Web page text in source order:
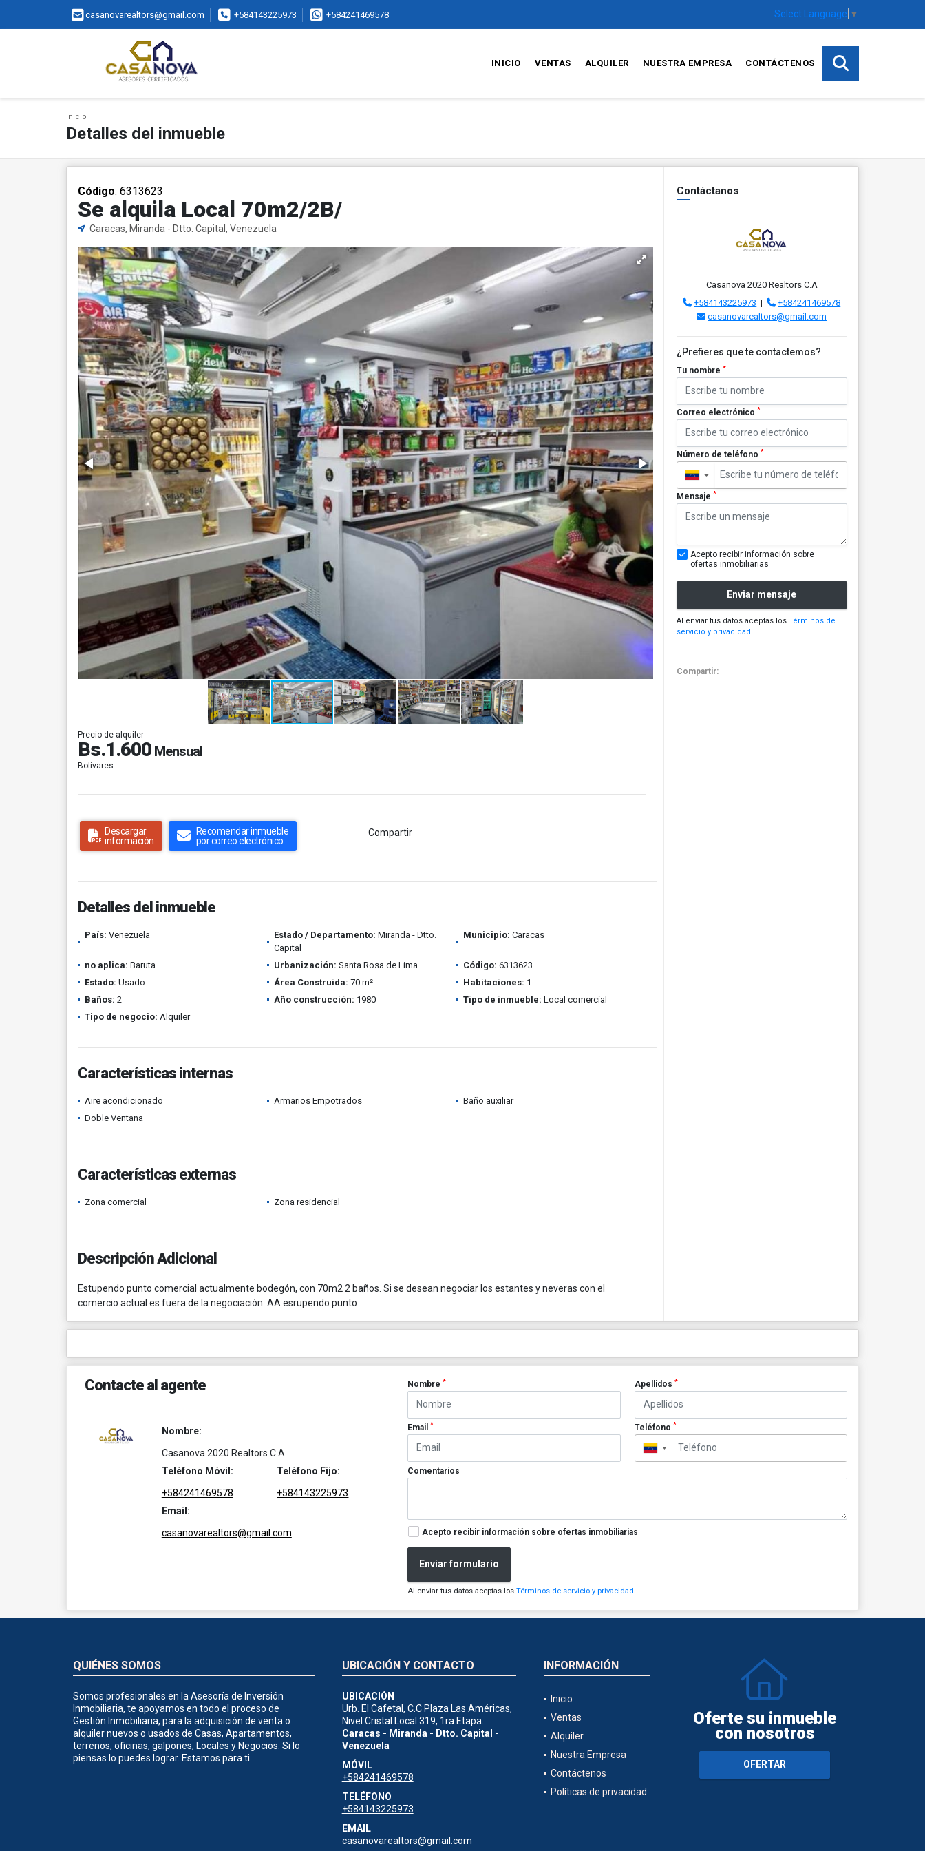
casanovarealtors@gmail.com +584143225973 +584241469578 Select Language ▼
INICIO VENTAS ALQUILER NUESTRA EMPRESA CONTÁCTENOS
Inicio
Detalles del inmueble
Código. 6313623
Se alquila Local 70m2/2B/
Caracas, Miranda - Dtto. Capital, Venezuela
Precio de alquiler
Bs.1.600 Mensual
Bolívares
Descargar
información
Recomendar inmueble
por correo electrónico
Compartir
Detalles del inmueble
País: Venezuela Estado / Departamento: Miranda - Dtto.
Capital
Municipio: Caracas
no aplica: Baruta Urbanización: Santa Rosa de Lima Código: 6313623
Estado: Usado Área Construida: 70 m² Habitaciones: 1
Baños: 2 Año construcción: 1980 Tipo de inmueble: Local comercial
Tipo de negocio: Alquiler
Características internas
Aire acondicionado Armarios Empotrados
Baño auxiliar
Doble Ventana
Características externas
Zona comercial Zona residencial
Descripción Adicional
Estupendo punto comercial actualmente bodegón, con 70m2 2 baños. Si se desean negociar los estantes y neveras con el
comercio actual es fuera de la negociación. AA esrupendo punto
Contáctanos
Casanova 2020 Realtors C.A
+584143225973 |
+584241469578
casanovarealtors@gmail.com
¿Prefieres que te contactemos?
Tu nombre *
Correo electrónico *
Número de teléfono *
▼
Mensaje *
Acepto recibir información sobre
ofertas inmobiliarias
Enviar mensaje
Al enviar tus datos aceptas los Términos de
servicio y privacidad
Compartir:
Contacte al agente
Nombre:
Casanova 2020 Realtors C.A
Teléfono Móvil:
+584241469578
Teléfono Fijo:
+584143225973
Email:
casanovarealtors@gmail.com
Nombre* Apellidos *
Email* Teléfono *
▼
Comentarios
Acepto recibir información sobre ofertas inmobiliarias
Enviar formulario
Al enviar tus datos aceptas losTérminos de servicio y privacidad
QUIÉNES SOMOS
Somos profesionales en la Asesoría de Inversión
Inmobiliaria, te apoyamos en todo el proceso de
Gestión Inmobiliaria, para la adquisición de venta o
alquiler nuevos o usados de Casas, Apartamentos,
terrenos, oficinas, galpones, Locales y Negocios. Si lo
piensas lo puedes lograr. Estamos para ti.
UBICACIÓN Y CONTACTO
UBICACIÓN
Urb. El Cafetal, C.C Plaza Las Américas,
Nivel Cristal Local 319, 1ra Etapa.
Caracas - Miranda - Dtto. Capital -
Venezuela
MÓVIL
+584241469578
TELÉFONO
+584143225973
EMAIL
casanovarealtors@gmail.com
INFORMACIÓN
Inicio
Ventas
Alquiler
Nuestra Empresa
Contáctenos
Políticas de privacidad
Oferte su inmueble
con nosotros
OFERTAR